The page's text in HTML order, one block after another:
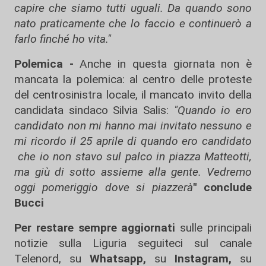
capire che siamo tutti uguali. Da quando sono
nato praticamente che lo faccio e continuerò a
farlo finché ho vita."
Polemica -Anche in questa giornata non è
mancata la polemica: al centro delle proteste
del centrosinistra locale, il mancato invito della
candidata sindaco Silvia Salis: "Quando io ero
candidato non mi hanno mai invitato nessuno e
mi ricordo il 25 aprile di quando ero candidato
che io non stavo sul palco in piazza Matteotti,
ma giù di sotto assieme alla gente. Vedremo
oggi pomeriggio dove si piazzerà" conclude
Bucci
Per restare sempre aggiornati sulle principali
notizie sulla Liguria seguiteci sul canale
Telenord, su
Whatsapp, su Instagram, su